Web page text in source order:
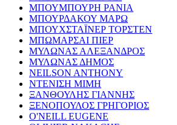
ΜΠΟΥΜΠΟΥΡΗ ΡΑΝΙΑ
ΜΠΟΥΡΔΑΚΟΥ ΜΑΡΩ
ΜΠΟΥΧΣΤΑΪΝΕΡ ΤΟΡΣΤΕΝ
ΜΠΩΜΑΡΣΑΙ ΠΙΕΡ
ΜΥΛΩΝΑΣ ΑΛΕΞΑΝΔΡΟΣ
ΜΥΛΩΝΑΣ ΔΗΜΟΣ
NEILSON ANTHONY
ΝΤΕΝΙΣΗ ΜΙΜΗ
ΞΑΝΘΟΥΛΗΣ ΓΙΑΝΝΗΣ
ΞΕΝΟΠΟΥΛΟΣ ΓΡΗΓΟΡΙΟΣ
O'NEILL EUGENE